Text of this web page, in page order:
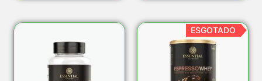
ESGOTADO